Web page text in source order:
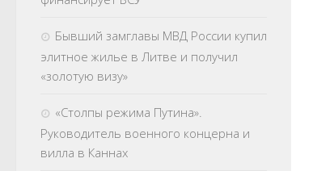
Бывший замглавы МВД России купил
элитное жилье в Литве и получил
«золотую визу»
«Столпы режима Путина».
Руководитель военного концерна и
вилла в Каннах